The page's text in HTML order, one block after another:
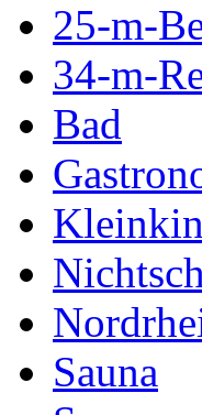
25-m-
34-m-
Bad
Sauna